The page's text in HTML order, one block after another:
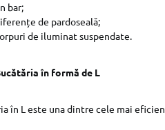
bar;
de pardoseală;
de iluminat suspendate.
în formă de L
în L este una dintre cele mai